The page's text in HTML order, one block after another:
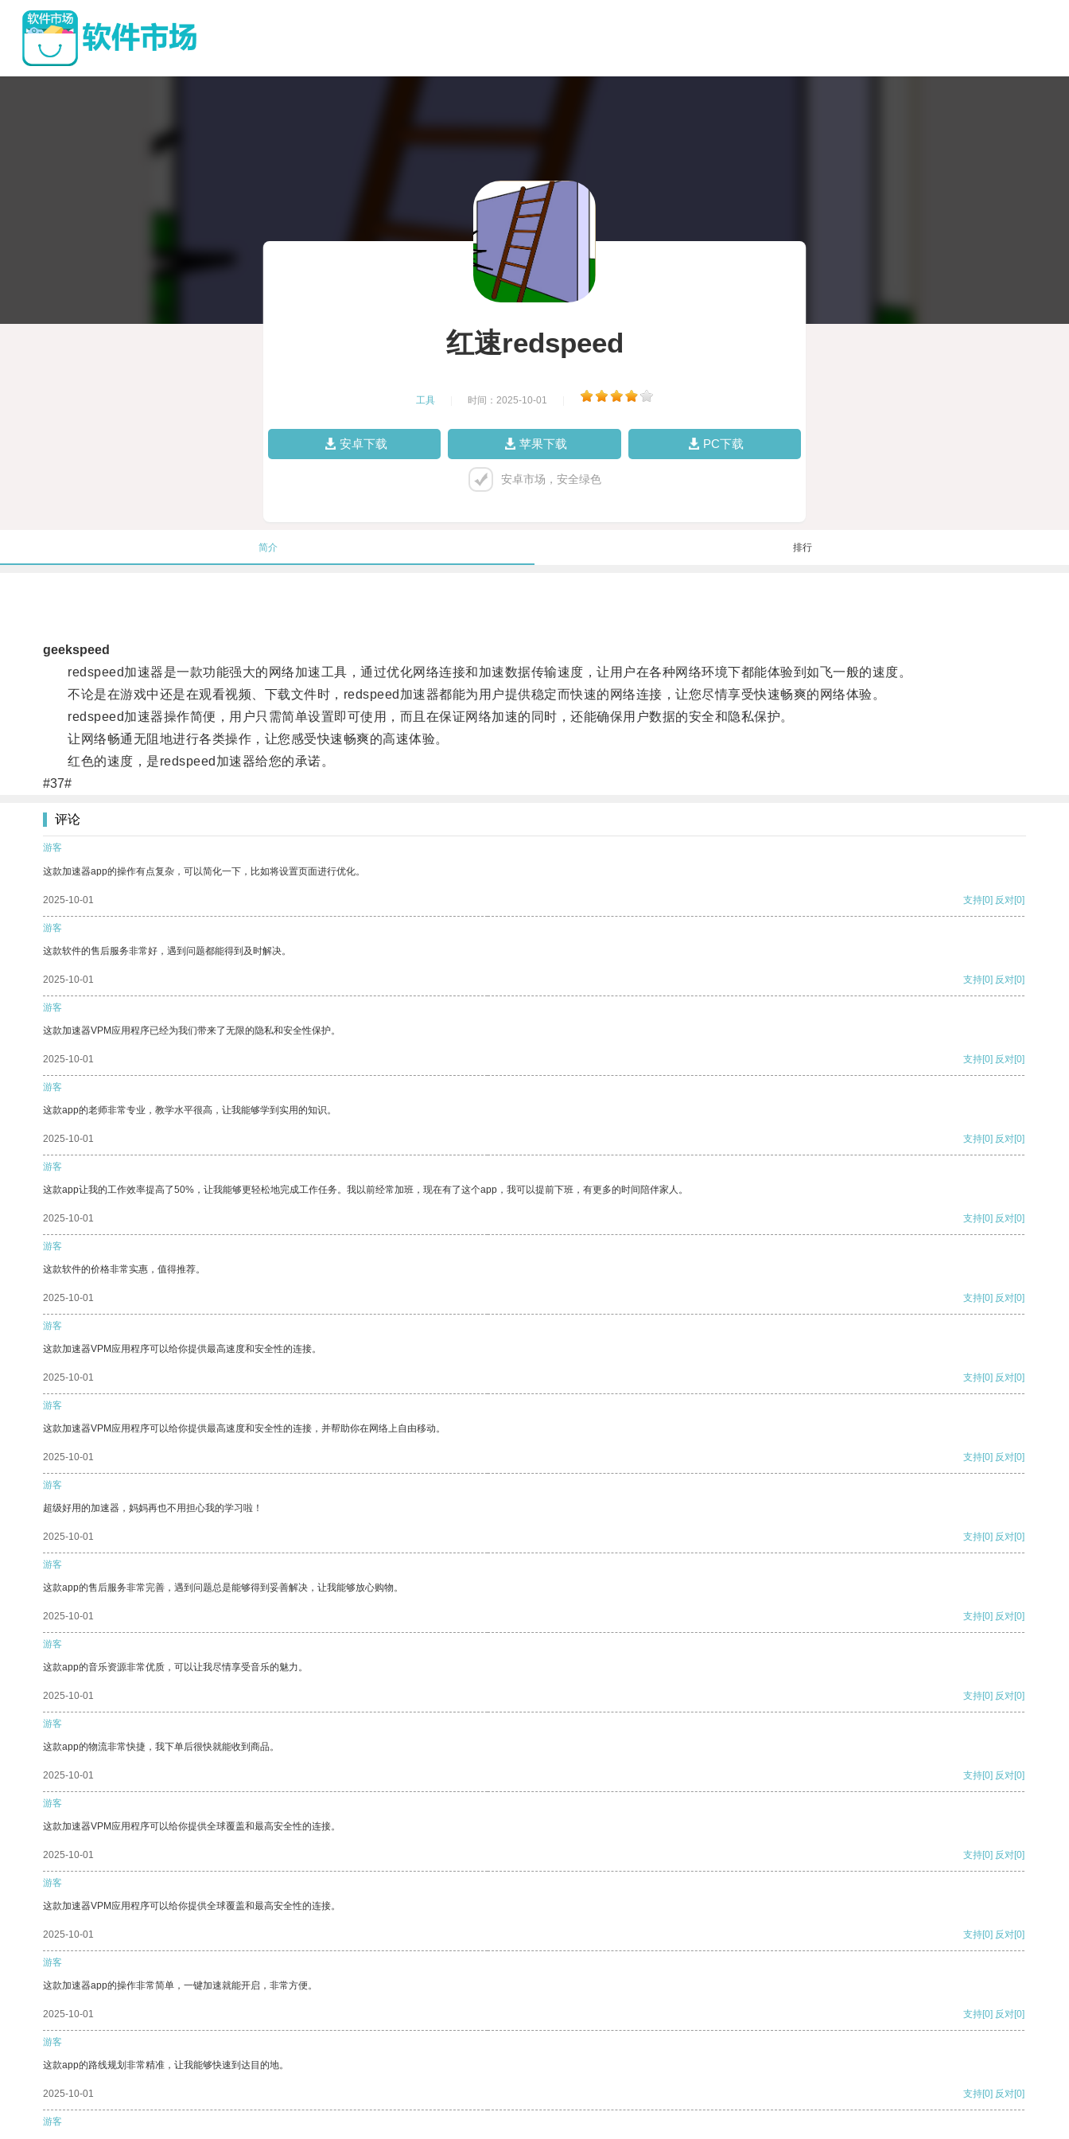
红速redspeed
工具 时间：2025-10-01
安卓下载 苹果下载 PC下载
安卓市场，安全绿色
简介 排行
geekspeed
redspeed加速器是一款功能强大的网络加速工具，通过优化网络连接和加速数据传输速度，让用户在各种网络环境下都能体验到如飞一般的速度。
不论是在游戏中还是在观看视频、下载文件时，redspeed加速器都能为用户提供稳定而快速的网络连接，让您尽情享受快速畅爽的网络体验。
redspeed加速器操作简便，用户只需简单设置即可使用，而且在保证网络加速的同时，还能确保用户数据的安全和隐私保护。
让网络畅通无阻地进行各类操作，让您感受快速畅爽的高速体验。
红色的速度，是redspeed加速器给您的承诺。
#37#
评论
游客
这款加速器app的操作有点复杂，可以简化一下，比如将设置页面进行优化。
2025-10-01 支持[0] 反对[0]
游客
这款软件的售后服务非常好，遇到问题都能得到及时解决。
2025-10-01 支持[0] 反对[0]
游客
这款加速器VPM应用程序已经为我们带来了无限的隐私和安全性保护。
2025-10-01 支持[0] 反对[0]
游客
这款app的老师非常专业，教学水平很高，让我能够学到实用的知识。
2025-10-01 支持[0] 反对[0]
游客
这款app让我的工作效率提高了50%，让我能够更轻松地完成工作任务。我以前经常加班，现在有了这个app，我可以提前下班，有更多的时间陪伴家人。
2025-10-01 支持[0] 反对[0]
游客
这款软件的价格非常实惠，值得推荐。
2025-10-01 支持[0] 反对[0]
游客
这款加速器VPM应用程序可以给你提供最高速度和安全性的连接。
2025-10-01 支持[0] 反对[0]
游客
这款加速器VPM应用程序可以给你提供最高速度和安全性的连接，并帮助你在网络上自由移动。
2025-10-01 支持[0] 反对[0]
游客
超级好用的加速器，妈妈再也不用担心我的学习啦！
2025-10-01 支持[0] 反对[0]
游客
这款app的售后服务非常完善，遇到问题总是能够得到妥善解决，让我能够放心购物。
2025-10-01 支持[0] 反对[0]
游客
这款app的音乐资源非常优质，可以让我尽情享受音乐的魅力。
2025-10-01 支持[0] 反对[0]
游客
这款app的物流非常快捷，我下单后很快就能收到商品。
2025-10-01 支持[0] 反对[0]
游客
这款加速器VPM应用程序可以给你提供全球覆盖和最高安全性的连接。
2025-10-01 支持[0] 反对[0]
游客
这款加速器VPM应用程序可以给你提供全球覆盖和最高安全性的连接。
2025-10-01 支持[0] 反对[0]
游客
这款加速器app的操作非常简单，一键加速就能开启，非常方便。
2025-10-01 支持[0] 反对[0]
游客
这款app的路线规划非常精准，让我能够快速到达目的地。
2025-10-01 支持[0] 反对[0]
游客